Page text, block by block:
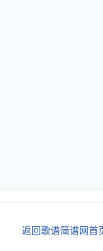
返回歌谱简谱网首